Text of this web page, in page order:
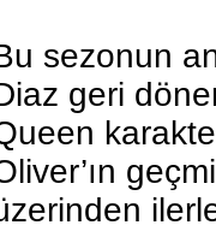
sezonun
geri